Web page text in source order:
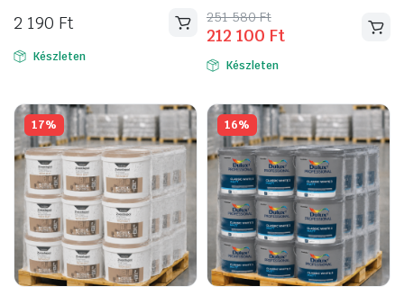
2 190 Ft
Készleten
251 580Ft
Original
price
was:
580 Ft.
212 100 Ft
Current
price
is:
100 Ft.
Készleten
17% 16%